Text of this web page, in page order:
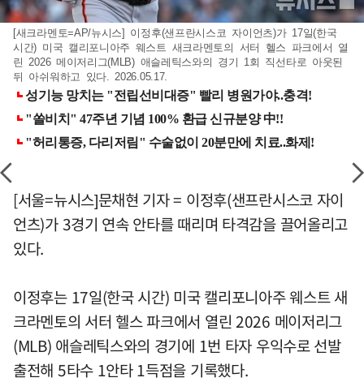
[새크라멘토=AP/뉴시스] 이정후(샌프란시스코 자이언츠)가 17일(한국
시간) 미국 캘리포니아주 웨스트 새크라멘토의 서터 헬스 파크에서 열
린 2026 메이저리그(MLB) 애슬레틱스와의 경기 1회 직선타로 아웃된
뒤 아쉬워하고 있다. 2026.05.17.
[서울=뉴시스]문채현 기자 = 이정후(샌프란시스코 자이
언츠)가 3경기 연속 안타를 때리며 타격감을 끌어올리고
있다.
이정후는 17일(한국 시간) 미국 캘리포니아주 웨스트 새
크라멘토의 서터 헬스 파크에서 열린 2026 메이저리그
(MLB) 애슬레틱스와의 경기에 1번 타자 우익수로 선발
출전해 5타수 1안타 1득점을 기록했다.